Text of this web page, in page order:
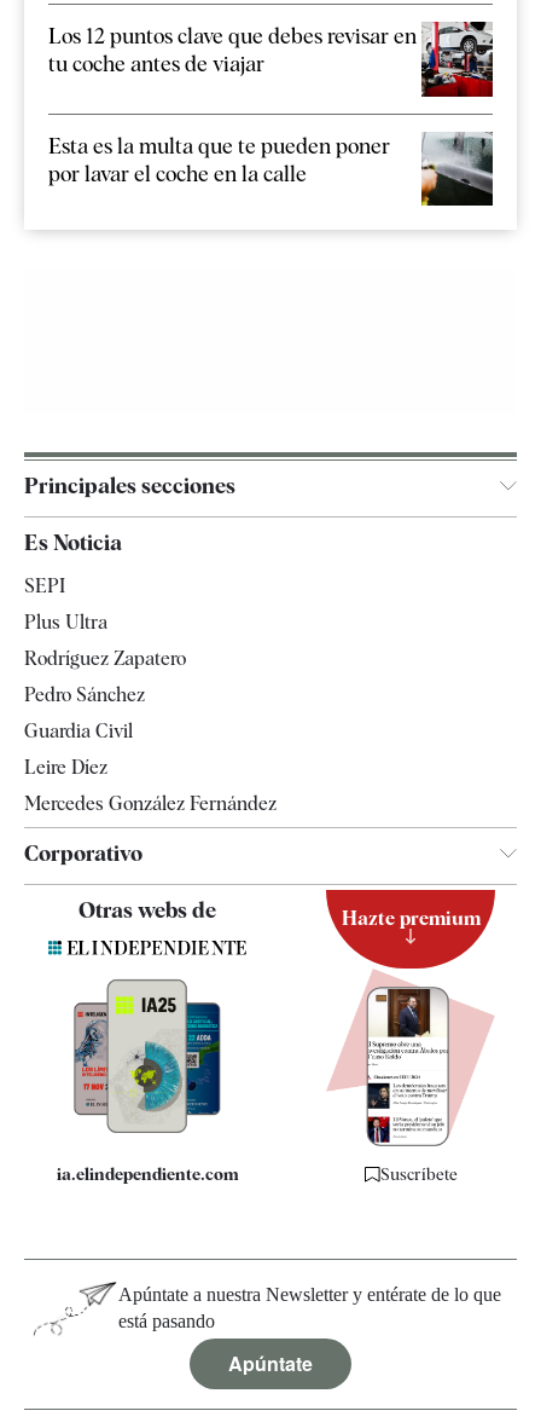
Los 12 puntos clave que debes revisar en
tu coche antes de viajar
Esta es la multa que te pueden poner
por lavar el coche en la calle
Principales secciones
España
Televisión
Es Noticia
SEPI
Plus Ultra
Rodríguez Zapatero
Pedro Sánchez
Guardia Civil
Leire Díez
Mercedes González Fernández
Corporativo
Contacto
Quiénes somos
Especificaciones
Otras webs de
ia.elindependiente.com
Hazte premium
Suscríbete
Apúntate a nuestra Newsletter y entérate de lo que
está pasando
Apúntate